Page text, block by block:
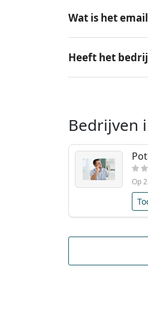
Wat is het
Heeft het
Bedrijven
Op